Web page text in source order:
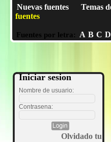
Nuevas fuentes Temas
fuentes
Fuentes por letra: A B C D
Iniciar sesion
Nombre de usuario:
Contrasena:
Olvidado tu